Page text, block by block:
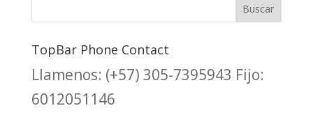
TopBar Phone Contact
Llamenos: (+57) 305-7395943 Fijo:
6012051146